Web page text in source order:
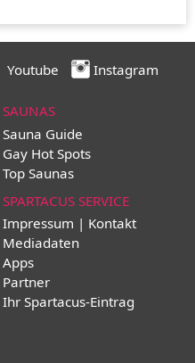
Youtube Instagram
SAUNAS
Sauna Guide
Gay Hot Spots
Top Saunas
SPARTACUS SERVICE
Impressum | Kontakt
Mediadaten
Apps
Partner
Ihr Spartacus-Eintrag